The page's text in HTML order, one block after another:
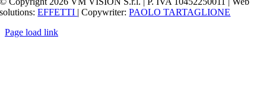
solutions:EFFETTI | Copywriter:PAOLO TARTAGLIONE
Page load link